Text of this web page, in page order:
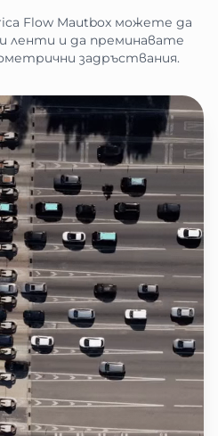
Flow Mautbox можете да
ленти и да преминавате
задръствания.